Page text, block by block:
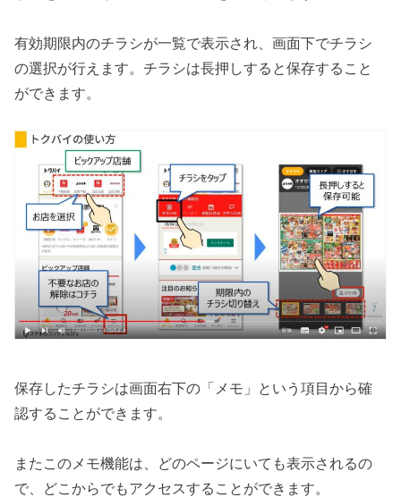
有効期限内のチラシが一覧で表示され、画面下でチラシ
の選択が行えます。チラシは長押しすると保存すること
ができます。
保存したチラシは画面右下の「メモ」という項目から確
認することができます。
またこのメモ機能は、どのページにいても表示されるの
で、どこからでもアクセスすることができます。